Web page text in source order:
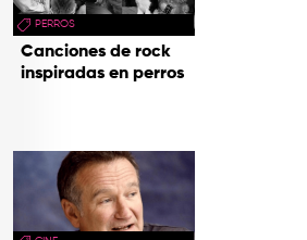
PERROS
Canciones de rock
inspiradas en perros